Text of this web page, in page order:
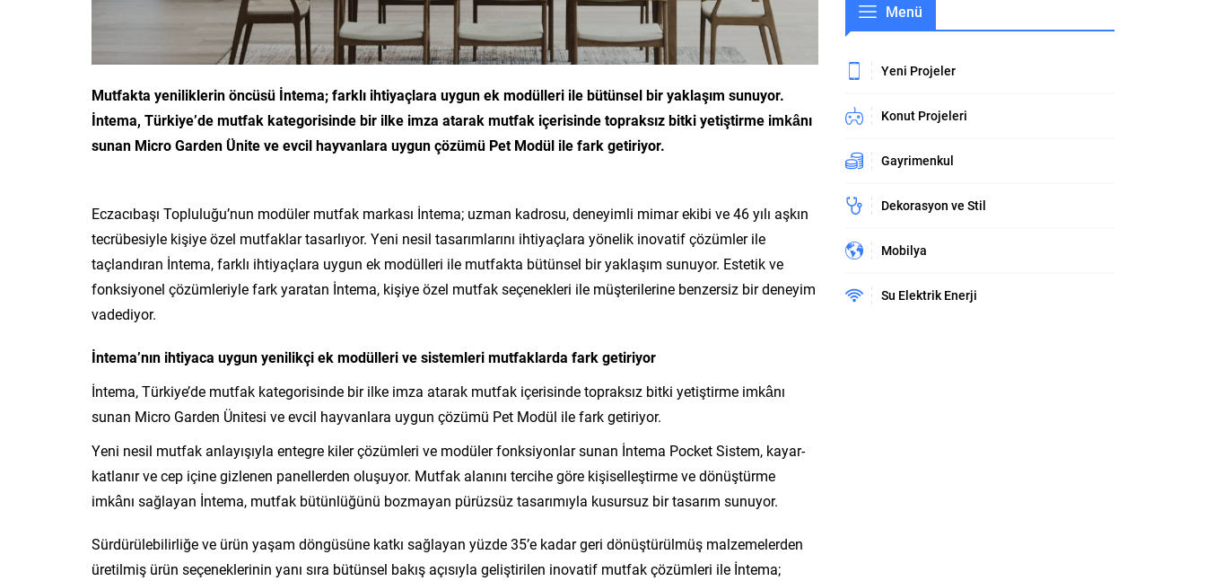
Mutfakta yeniliklerin öncüsü İntema; farklı ihtiyaçlara uygun ek modülleri ile bütünsel bir yaklaşım sunuyor.
İntema, Türkiye’de mutfak kategorisinde bir ilke imza atarak mutfak içerisinde topraksız bitki yetiştirme imkânı
sunan Micro Garden Ünite veevcil hayvanlara uygun çözümü Pet Modül ile fark getiriyor.
Eczacıbaşı Topluluğu’nun modüler mutfak markası İntema; uzman kadrosu, deneyimli mimar ekibi ve 46 yılı aşkın
tecrübesiyle kişiye özel mutfaklar tasarlıyor. Yeni nesil tasarımlarını ihtiyaçlara yönelik inovatif çözümler ile
taçlandıran İntema, farklı ihtiyaçlara uygun ek modülleri ile mutfakta bütünsel bir yaklaşım sunuyor. Estetik ve
fonksiyonel çözümleriyle fark yaratan İntema, kişiye özel mutfak seçenekleri ile müşterilerine benzersiz bir deneyim
vadediyor.
İntema’nın ihtiyaca uygun yenilikçi ek modülleri ve sistemleri mutfaklarda fark getiriyor
İntema, Türkiye’de mutfak kategorisinde bir ilke imza atarak mutfak içerisinde topraksız bitki yetiştirme imkânı
sunan Micro Garden Ünitesi ve evcil hayvanlara uygun çözümü Pet Modül ile fark getiriyor.
Yeni nesil mutfak anlayışıyla entegre kiler çözümleri ve modüler fonksiyonlar sunan İntema Pocket Sistem, kayar-
katlanır ve cep içine gizlenen panellerden oluşuyor. Mutfak alanını tercihe göre kişiselleştirme ve dönüştürme
imkânı sağlayan İntema, mutfak bütünlüğünü bozmayan pürüzsüz tasarımıyla kusursuz bir tasarım sunuyor.
Sürdürülebilirliğe ve ürün yaşam döngüsüne katkı sağlayan yüzde 35’e kadar geri dönüştürülmüş malzemelerden
üretilmiş ürün seçeneklerinin yanı sıra bütünsel bakış açısıyla geliştirilen inovatif mutfak çözümleri ile İntema;
Menü
Yeni Projeler
Konut Projeleri
Gayrimenkul
Dekorasyon ve Stil
Mobilya
Su Elektrik Enerji